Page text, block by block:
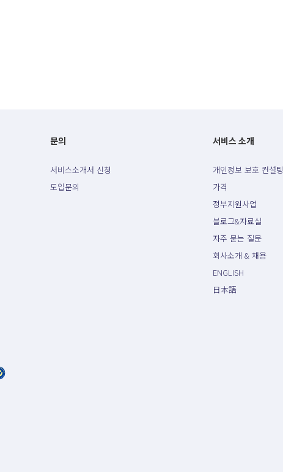
문의
서비스소개서 신청
도입문의
서비스 소개
개인정보 보호 컨설팅
가격
정부지원사업
블로그&자료실
자주 묻는 질문
회사소개 & 채용
ENGLISH
日本語